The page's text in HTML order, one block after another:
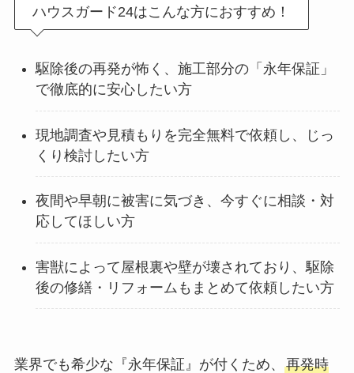
ハウスガード24はこんな方におすすめ！
駆除後の再発が怖く、施工部分の「永年保証」
で徹底的に安心したい方
現地調査や見積もりを完全無料で依頼し、じっ
くり検討したい方
夜間や早朝に被害に気づき、今すぐに相談・対
応してほしい方
害獣によって屋根裏や壁が壊されており、駆除
後の修繕・リフォームもまとめて依頼したい方
業界でも希少な『永年保証』が付くため、 再発時